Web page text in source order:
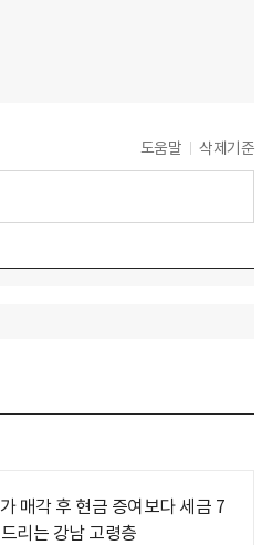
도움말 삭제기준
매각 후 현금 증여보다 세금 7
리는 강남 고령층